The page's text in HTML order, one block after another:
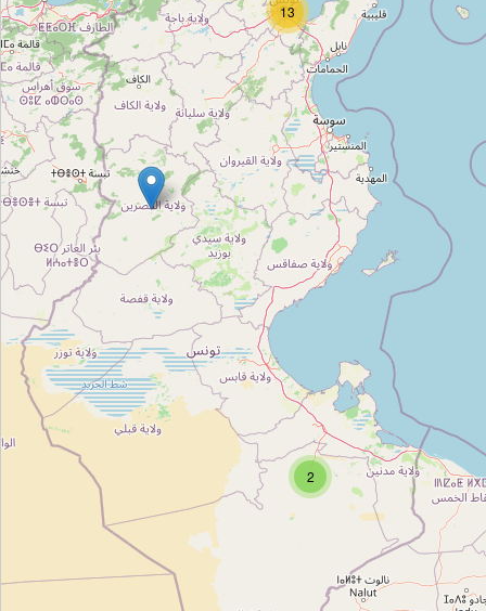
أنا أغير
Type: association
Jamaity
Type:association
دار البسكلات
Type:association
OSAE
Type: association
المنتدى التونسي للحقوق الاقتصادية و الاجتماعية
association
13
2